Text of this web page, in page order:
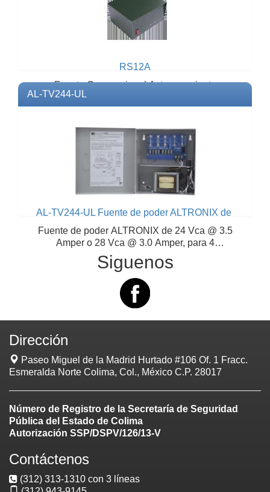
RS12A
Fuente Convencional Astron,corriente
máxima 12 A.Modelo: RS12AMarca:
ASTRONEspecificaciones: Voltaje...
AL-TV244-UL
AL-TV244-UL Fuente de poder ALTRONIX de 24 Vca
Fuente de poder ALTRONIX de 24 Vca @ 3.5
Amper o 28 Vca @ 3.0 Amper, para 4
cámaras, con voltaje de entrada de 115 Vca
Modelo: AL-TV244-UL Marca: ALTRONIX
Siguenos
Dirección
Paseo Miguel de la Madrid Hurtado #106 Of. 1 Fracc.
Esmeralda Norte Colima, Col., México C.P. 28017
Número de Registro de la Secretaría de Seguridad
Pública del Estado de Colima
Autorización SSP/DSPV/126/13-V
Contáctenos
(312) 313-1310 con 3 líneas